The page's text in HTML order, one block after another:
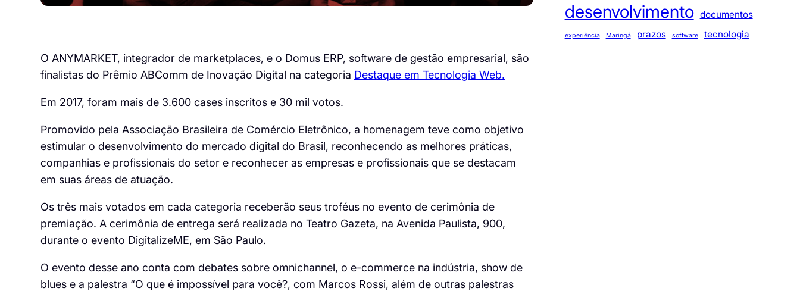
O ANYMARKET, integrador de marketplaces, e o Domus ERP, software de gestão empresarial, são
finalistas do Prêmio ABComm de Inovação Digital na categoria Destaque em Tecnologia Web.
Em 2017, foram mais de 3.600 cases inscritos e 30 mil votos.
Promovido pela Associação Brasileira de Comércio Eletrônico, a homenagem teve como objetivo
estimular o desenvolvimento do mercado digital do Brasil, reconhecendo as melhores práticas,
companhias e profissionais do setor e reconhecer as empresas e profissionais que se destacam
em suas áreas de atuação.
Os três mais votados em cada categoria receberão seus troféus no evento de cerimônia de
premiação. A cerimônia de entrega será realizada no Teatro Gazeta, na Avenida Paulista, 900,
durante o evento DigitalizeME, em São Paulo.
O evento desse ano conta com debates sobre omnichannel, o e-commerce na indústria, show de
blues e a palestra “O que é impossível para você?, com Marcos Rossi, além de outras palestras
desenvolvimento documentos
experiência Maringá prazos software tecnologia